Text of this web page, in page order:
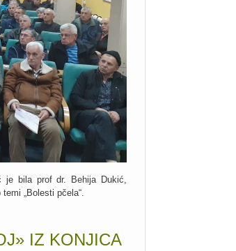
je bila prof dr. Behija Dukić,
„Bolesti pčela“.
IZ KONJICA